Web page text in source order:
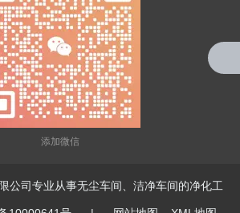
添加微信
公司专业从事无尘车间、洁净车间的净化工